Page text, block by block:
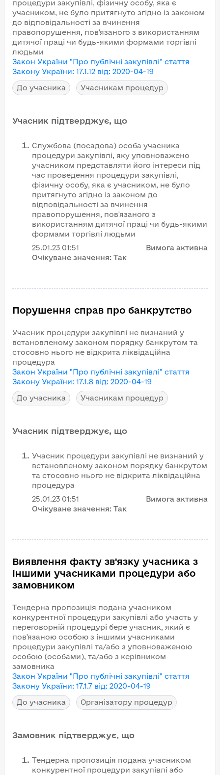
процедури закупівлі, фізичну особу, яка є
учасником, не було притягнуто згідно із законом
до відповідальності за вчинення
правопорушення, пов'язаного з використанням
дитячої праці чи будь-якими формами торгівлі
людьми
Закон України "Про публічні закупівлі" стаття
Закону України: 17.1.12 від: 2020-04-19
До учасника
Учасникам процедур
Учасник підтверджує, що
Службова (посадова) особа учасника
процедури закупівлі, яку уповноважено
учасником представляти його інтереси під
час проведення процедури закупівлі,
фізичну особу, яка є учасником, не було
притягнуто згідно із законом до
відповідальності за вчинення
правопорушення, пов'язаного з
використанням дитячої праці чи будь-якими
формами торгівлі людьми
25.01.23 01:51
Вимога активна
Очікуване значення: Так
Порушення справ про банкрутство
Учасник процедури закупівлі не визнаний у
встановленому законом порядку банкрутом та
стосовно нього не відкрита ліквідаційна
процедура
Закон України "Про публічні закупівлі" стаття
Закону України: 17.1.8 від: 2020-04-19
До учасника
Учасникам процедур
Учасник підтверджує, що
Учасник процедури закупівлі не визнаний у
встановленому законом порядку банкрутом
та стосовно нього не відкрита ліквідаційна
процедура
25.01.23 01:51
Вимога активна
Очікуване значення: Так
Виявлення факту зв'язку учасника з
іншими учасниками процедури або
замовником
Тендерна пропозиція подана учасником
конкурентної процедури закупівлі або участь у
переговорній процедурі бере учасник, який є
пов'язаною особою з іншими учасниками
процедури закупівлі та/або з уповноваженою
особою (особами), та/або з керівником
замовника
Закон України "Про публічні закупівлі" стаття
Закону України: 17.1.7 від: 2020-04-19
До учасника
Організатору процедур
Замовник підтверджує, що
Тендерна пропозиція подана учасником
конкурентної процедури закупівлі або